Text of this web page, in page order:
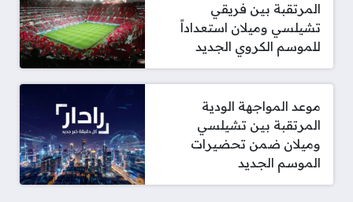
المرتقبة بين فريقي
تشيلسي وميلان استعداداً
للموسم الكروي الجديد
موعد المواجهة الودية
المرتقبة بين تشيلسي
وميلان ضمن تحضيرات
الموسم الجديد